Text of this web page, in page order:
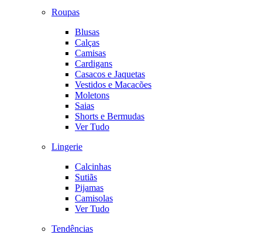
Roupas
Blusas
Calças
Camisas
Cardigans
Casacos e Jaquetas
Vestidos e Macacões
Moletons
Saias
Shorts e Bermudas
Ver Tudo
Lingerie
Calcinhas
Sutiãs
Pijamas
Camisolas
Ver Tudo
Tendências